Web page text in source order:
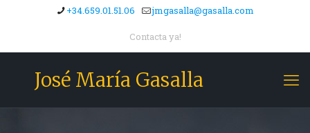
+34.659.01.51.06 jmgasalla@gasalla.com
Contacta ya!
José María Gasalla